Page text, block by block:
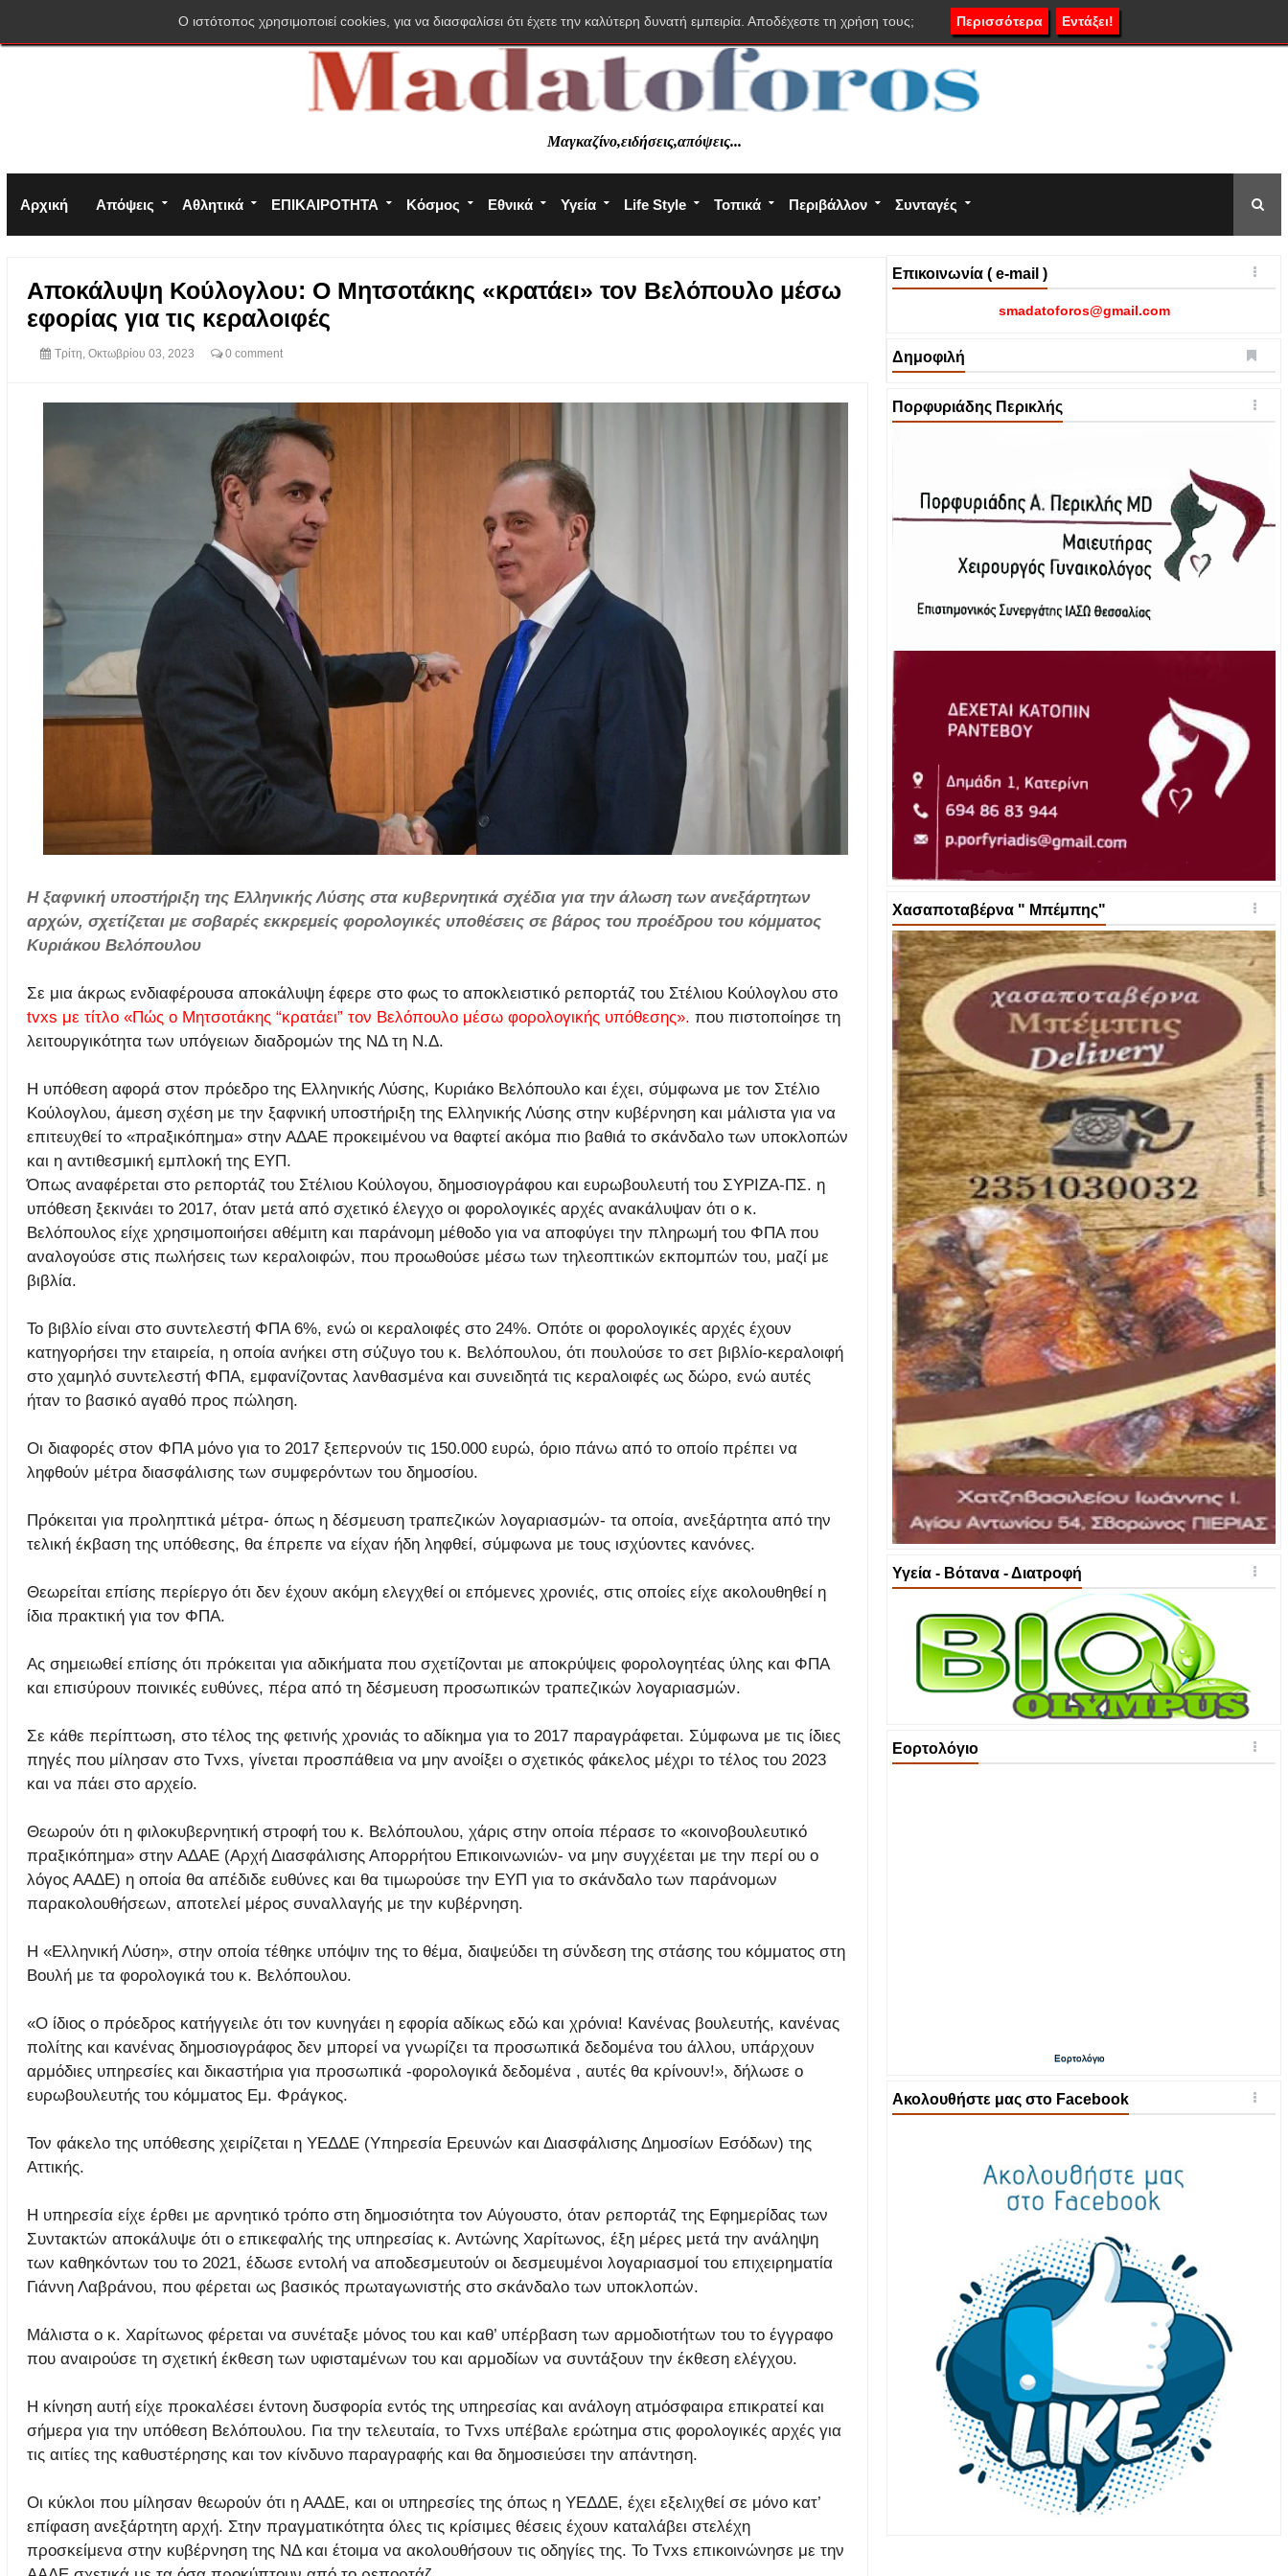
Πολιτική απορρήτου Φόρμα επικοινωνίας
Μαγκαζίνο,ειδήσεις,απόψεις...
Αρχική Απόψεις Αθλητικά ΕΠΙΚΑΙΡΟΤΗΤΑ Κόσμος Εθνικά Υγεία Life Style Τοπικά Περιβάλλον Συνταγές
Αποκάλυψη Κούλογλου: Ο Μητσοτάκης «κρατάει» τον Βελόπουλο μέσω
εφορίας για τις κεραλοιφές
Τρίτη, Οκτωβρίου 03, 2023 0 comment
Η ξαφνική υποστήριξη της Ελληνικής Λύσης στα κυβερνητικά σχέδια για την άλωση των ανεξάρτητων
αρχών, σχετίζεται με σοβαρές εκκρεμείς φορολογικές υποθέσεις σε βάρος του προέδρου του κόμματος
Κυριάκου Βελόπουλου
Σε μια άκρως ενδιαφέρουσα αποκάλυψη έφερε στο φως το αποκλειστικό ρεπορτάζ του Στέλιου Κούλογλου στο
tvxs με τίτλο «Πώς ο Μητσοτάκης “κρατάει” τον Βελόπουλο μέσω φορολογικής υπόθεσης». που πιστοποίησε τη
λειτουργικότητα των υπόγειων διαδρομών της ΝΔ τη Ν.Δ.
Η υπόθεση αφορά στον πρόεδρο της Ελληνικής Λύσης, Κυριάκο Βελόπουλο και έχει, σύμφωνα με τον Στέλιο
Κούλογλου, άμεση σχέση με την ξαφνική υποστήριξη της Ελληνικής Λύσης στην κυβέρνηση και μάλιστα για να
επιτευχθεί το «πραξικόπημα» στην ΑΔΑΕ προκειμένου να θαφτεί ακόμα πιο βαθιά το σκάνδαλο των υποκλοπών
και η αντιθεσμική εμπλοκή της ΕΥΠ.
Όπως αναφέρεται στο ρεπορτάζ του Στέλιου Κούλογου, δημοσιογράφου και ευρωβουλευτή του ΣΥΡΙΖΑ-ΠΣ. η
υπόθεση ξεκινάει το 2017, όταν μετά από σχετικό έλεγχο οι φορολογικές αρχές ανακάλυψαν ότι ο κ.
Βελόπουλος είχε χρησιμοποιήσει αθέμιτη και παράνομη μέθοδο για να αποφύγει την πληρωμή του ΦΠΑ που
αναλογούσε στις πωλήσεις των κεραλοιφών, που προωθούσε μέσω των τηλεοπτικών εκπομπών του, μαζί με
βιβλία.
Το βιβλίο είναι στο συντελεστή ΦΠΑ 6%, ενώ οι κεραλοιφές στο 24%. Οπότε οι φορολογικές αρχές έχουν
κατηγορήσει την εταιρεία, η οποία ανήκει στη σύζυγο του κ. Βελόπουλου, ότι πουλούσε το σετ βιβλίο-κεραλοιφή
στο χαμηλό συντελεστή ΦΠΑ, εμφανίζοντας λανθασμένα και συνειδητά τις κεραλοιφές ως δώρο, ενώ αυτές
ήταν το βασικό αγαθό προς πώληση.
Οι διαφορές στον ΦΠΑ μόνο για το 2017 ξεπερνούν τις 150.000 ευρώ, όριο πάνω από το οποίο πρέπει να
ληφθούν μέτρα διασφάλισης των συμφερόντων του δημοσίου.
Πρόκειται για προληπτικά μέτρα- όπως η δέσμευση τραπεζικών λογαριασμών- τα οποία, ανεξάρτητα από την
τελική έκβαση της υπόθεσης, θα έπρεπε να είχαν ήδη ληφθεί, σύμφωνα με τους ισχύοντες κανόνες.
Θεωρείται επίσης περίεργο ότι δεν έχουν ακόμη ελεγχθεί οι επόμενες χρονιές, στις οποίες είχε ακολουθηθεί η
ίδια πρακτική για τον ΦΠΑ.
Ας σημειωθεί επίσης ότι πρόκειται για αδικήματα που σχετίζονται με αποκρύψεις φορολογητέας ύλης και ΦΠΑ
και επισύρουν ποινικές ευθύνες, πέρα από τη δέσμευση προσωπικών τραπεζικών λογαριασμών.
Σε κάθε περίπτωση, στο τέλος της φετινής χρονιάς το αδίκημα για το 2017 παραγράφεται. Σύμφωνα με τις ίδιες
πηγές που μίλησαν στο Tvxs, γίνεται προσπάθεια να μην ανοίξει ο σχετικός φάκελος μέχρι το τέλος του 2023
και να πάει στο αρχείο.
Θεωρούν ότι η φιλοκυβερνητική στροφή του κ. Βελόπουλου, χάρις στην οποία πέρασε το «κοινοβουλευτικό
πραξικόπημα» στην ΑΔΑΕ (Αρχή Διασφάλισης Απορρήτου Επικοινωνιών- να μην συγχέεται με την περί ου ο
λόγος ΑΑΔΕ) η οποία θα απέδιδε ευθύνες και θα τιμωρούσε την ΕΥΠ για το σκάνδαλο των παράνομων
παρακολουθήσεων, αποτελεί μέρος συναλλαγής με την κυβέρνηση.
Η «Ελληνική Λύση», στην οποία τέθηκε υπόψιν της το θέμα, διαψεύδει τη σύνδεση της στάσης του κόμματος στη
Βουλή με τα φορολογικά του κ. Βελόπουλου.
«Ο ίδιος ο πρόεδρος κατήγγειλε ότι τον κυνηγάει η εφορία αδίκως εδώ και χρόνια! Κανένας βουλευτής, κανένας
πολίτης και κανένας δημοσιογράφος δεν μπορεί να γνωρίζει τα προσωπικά δεδομένα του άλλου, υπάρχουν
αρμόδιες υπηρεσίες και δικαστήρια για προσωπικά -φορολογικά δεδομένα , αυτές θα κρίνουν!», δήλωσε ο
ευρωβουλευτής του κόμματος Εμ. Φράγκος.
Τον φάκελο της υπόθεσης χειρίζεται η ΥΕΔΔΕ (Υπηρεσία Ερευνών και Διασφάλισης Δημοσίων Εσόδων) της
Αττικής.
Η υπηρεσία είχε έρθει με αρνητικό τρόπο στη δημοσιότητα τον Αύγουστο, όταν ρεπορτάζ της Εφημερίδας των
Συντακτών αποκάλυψε ότι ο επικεφαλής της υπηρεσίας κ. Αντώνης Χαρίτωνος, έξη μέρες μετά την ανάληψη
των καθηκόντων του το 2021, έδωσε εντολή να αποδεσμευτούν οι δεσμευμένοι λογαριασμοί του επιχειρηματία
Γιάννη Λαβράνου, που φέρεται ως βασικός πρωταγωνιστής στο σκάνδαλο των υποκλοπών.
Μάλιστα ο κ. Χαρίτωνος φέρεται να συνέταξε μόνος του και καθ’ υπέρβαση των αρμοδιοτήτων του το έγγραφο
που αναιρούσε τη σχετική έκθεση των υφισταμένων του και αρμοδίων να συντάξουν την έκθεση ελέγχου.
Η κίνηση αυτή είχε προκαλέσει έντονη δυσφορία εντός της υπηρεσίας και ανάλογη ατμόσφαιρα επικρατεί και
σήμερα για την υπόθεση Βελόπουλου. Για την τελευταία, το Tvxs υπέβαλε ερώτημα στις φορολογικές αρχές για
τις αιτίες της καθυστέρησης και τον κίνδυνο παραγραφής και θα δημοσιεύσει την απάντηση.
Οι κύκλοι που μίλησαν θεωρούν ότι η ΑΑΔΕ, και οι υπηρεσίες της όπως η ΥΕΔΔΕ, έχει εξελιχθεί σε μόνο κατ’
επίφαση ανεξάρτητη αρχή. Στην πραγματικότητα όλες τις κρίσιμες θέσεις έχουν καταλάβει στελέχη
προσκείμενα στην κυβέρνηση της ΝΔ και έτοιμα να ακολουθήσουν τις οδηγίες της. Το Tvxs επικοινώνησε με την
Επικοινωνία ( e-mail )
smadatoforos@gmail.com
Δημοφιλή
Πορφυριάδης Περικλής
Χασαποταβέρνα " Μπέμπης"
Υγεία - Βότανα - Διατροφή
Εορτολόγιο
Εορτολόγιο
Ακολουθήστε μας στο Facebook
O ιστότοπος χρησιμοποιεί cookies, για να διασφαλίσει ότι έχετε την καλύτερη δυνατή εμπειρία. Αποδέχεστε τη χρήση τους; Περισσότερα Εντάξει!